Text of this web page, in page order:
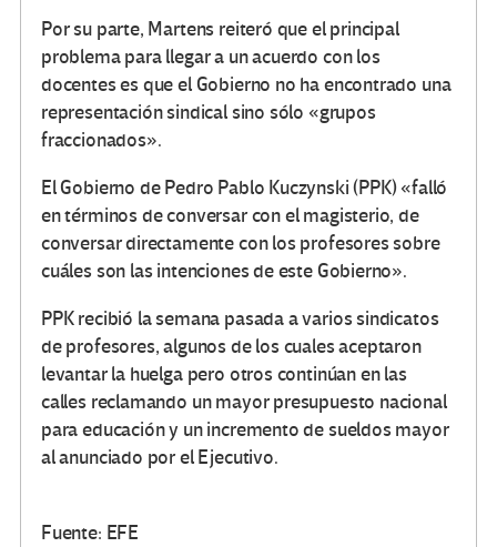
Por su parte, Martens reiteró que el principal
problema para llegar a un acuerdo con los
docentes es que el Gobierno no ha encontrado una
representación sindical sino sólo «grupos
fraccionados».
El Gobierno de Pedro Pablo Kuczynski (PPK) «falló
en términos de conversar con el magisterio, de
conversar directamente con los profesores sobre
cuáles son las intenciones de este Gobierno».
PPK recibió la semana pasada a varios sindicatos
de profesores, algunos de los cuales aceptaron
levantar la huelga pero otros continúan en las
calles reclamando un mayor presupuesto nacional
para educación y un incremento de sueldos mayor
al anunciado por el Ejecutivo.
Fuente: EFE